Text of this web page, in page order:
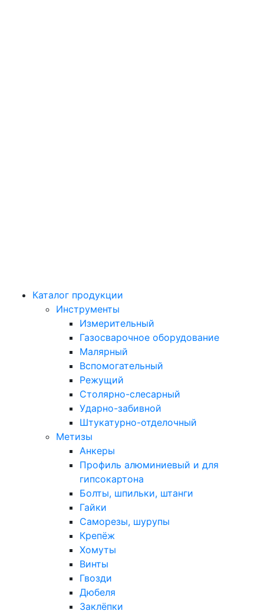
Каталог продукции
Инструменты
Измерительный
Газосварочное оборудование
Малярный
Вспомогательный
Режущий
Столярно-слесарный
Ударно-забивной
Штукатурно-отделочный
Метизы
Анкеры
Профиль алюминиевый и для
гипсокартона
Болты, шпильки, штанги
Гайки
Саморезы, шурупы
Крепёж
Хомуты
Винты
Гвозди
Дюбеля
Заклёпки